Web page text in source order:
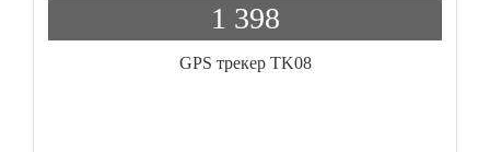
1 398
GPS трекер TK08